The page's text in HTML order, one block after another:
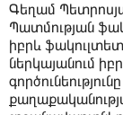
Գեղամ
Պատմության
իբրև
ներկայանում